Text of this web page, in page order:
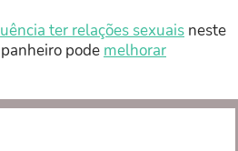
ter relações sexuais neste
pode melhorar